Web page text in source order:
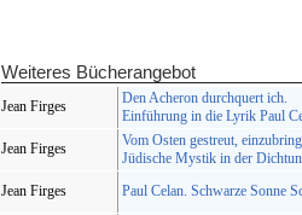
Weiteres Bücherangebot
Jean Firges
Den Acheron durchquert ich.
Einführung in die Lyrik Paul
Jean Firges
Vom Osten gestreut,
Jüdische Mystik in der
Jean Firges
Paul Celan. Schwarze Sonne